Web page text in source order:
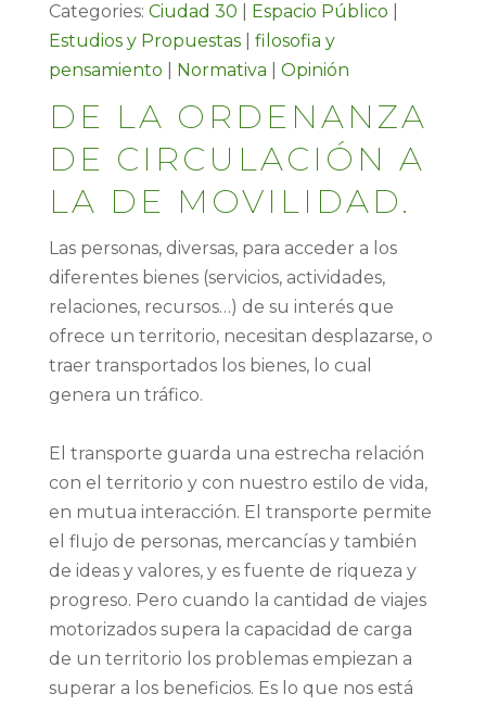
Categories: Ciudad 30 Espacio Público
Estudios y Propuestas| filosofia y
pensamiento
Normativa Opinión
DE LA ORDENANZA
DE CIRCULACIÓN A
LA DE MOVILIDAD.
Las personas, diversas, para acceder a los
diferentes bienes (servicios, actividades,
relaciones, recursos…) de su interés que
ofrece un territorio, necesitan desplazarse, o
traer transportados los bienes, lo cual
genera un tráfico.
El transporte guarda una estrecha relación
con el territorio y con nuestro estilo de vida,
en mutua interacción. El transporte permite
el flujo de personas, mercancías y también
de ideas y valores, y es fuente de riqueza y
progreso. Pero cuando la cantidad de viajes
motorizados supera la capacidad de carga
de un territorio los problemas empiezan a
superar a los beneficios. Es lo que nos está